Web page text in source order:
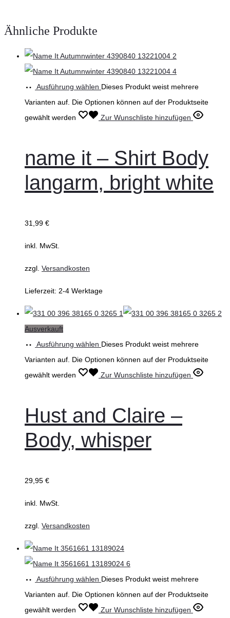
Ähnliche Produkte
Ausführung wählen Dieses Produkt weist mehrere
Varianten auf. Die Optionen können auf der Produktseite
gewählt werden
Zur Wunschliste hinzufügen
name it – Shirt Body
langarm, bright white
31,99 €
inkl. MwSt.
zzgl. Versandkosten
Lieferzeit: 2-4 Werktage
Ausverkauft
Ausführung wählen Dieses Produkt weist mehrere
Varianten auf. Die Optionen können auf der Produktseite
gewählt werden
Zur Wunschliste hinzufügen
Hust and Claire –
Body, whisper
29,95 €
inkl. MwSt.
zzgl. Versandkosten
Ausführung wählen Dieses Produkt weist mehrere
Varianten auf. Die Optionen können auf der Produktseite
gewählt werden
Zur Wunschliste hinzufügen